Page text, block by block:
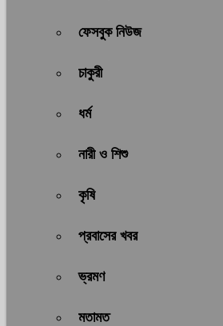
ফেসবুক নিউজ
চাকুরী
ধর্ম
নারী ও শিশু
কৃষি
প্রবাসের খবর
ভ্রমণ
মতামত